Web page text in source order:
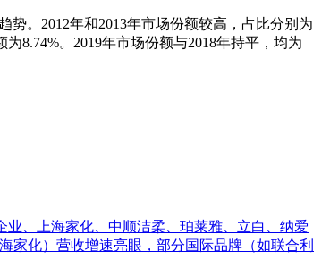
。2012年和2013年市场份额较高，占比分别为
8.74%。2019年市场份额与2018年持平，均为
、上海家化、中顺洁柔、珀莱雅、立白、纳爱
家化）营收增速亮眼，部分国际品牌（如联合利